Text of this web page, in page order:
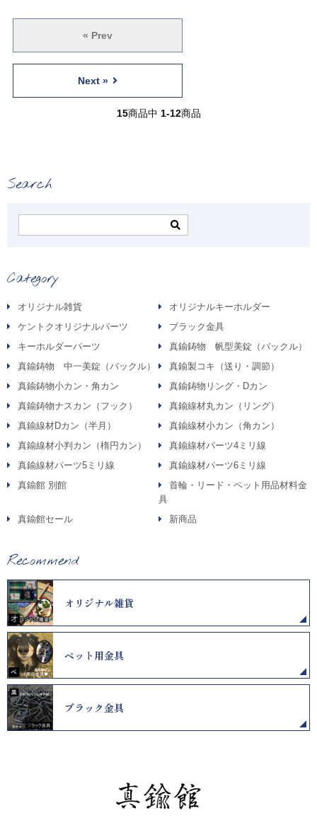
« Prev
Next »
15商品中 1-12商品
Search
Category
オリジナル雑貨
オリジナルキーホルダー
ケントクオリジナルパーツ
ブラック金具
キーホルダーパーツ
真鍮鋳物 帆型美錠（バックル）
真鍮鋳物 中一美錠（バックル）
真鍮製コキ（送り・調節）
真鍮鋳物小カン・角カン
真鍮鋳物リング・Dカン
真鍮鋳物ナスカン（フック）
真鍮線材丸カン（リング）
真鍮線材Dカン（半月）
真鍮線材小カン（角カン）
真鍮線材小判カン（楕円カン）
真鍮線材パーツ4ミリ線
真鍮線材パーツ5ミリ線
真鍮線材パーツ6ミリ線
真鍮館 別館
首輪・リード・ペット用品材料金
具
真鍮館セール
新商品
Recommend
オリジナル雑貨
ペット用金具
ブラック金具